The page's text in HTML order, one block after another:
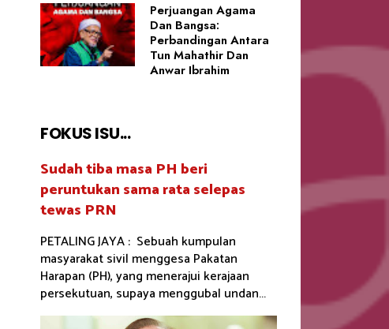
Perjuangan Agama
Dan Bangsa:
Perbandingan Antara
Tun Mahathir Dan
Anwar Ibrahim
FOKUS ISU...
Sudah tiba masa PH beri
peruntukan sama rata selepas
tewas PRN
PETALING JAYA : Sebuah kumpulan
masyarakat sivil menggesa Pakatan
Harapan (PH), yang menerajui kerajaan
persekutuan, supaya menggubal undan...